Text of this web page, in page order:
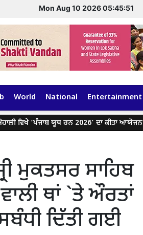
Mon Aug 10 2026 05:45:52
World National Entertainment
ਯੂਥ ਰਨ 2026’ ਦਾ ਕੀਤਾ ਆਯੋਜਨ
ਮੁਕਤਸਰ ਸਾਹਿਬ
ਥਾਂ `ਤੇ ਔਰਤਾਂ
ਦਿੱਤੀ ਗਈ